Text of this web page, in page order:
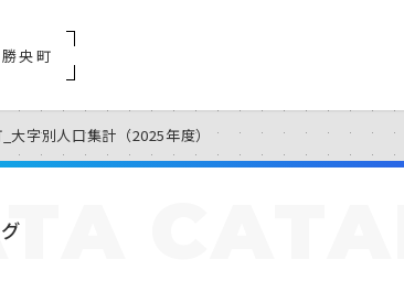
勝央町
大字別人口集計（2025年度）